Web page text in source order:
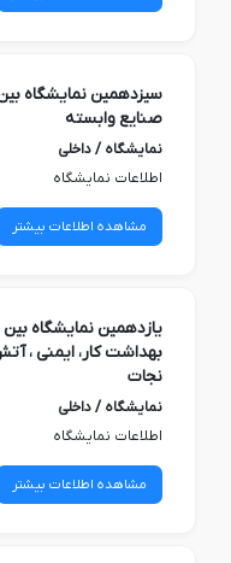
سیزدهمین نمایشگاه
صنایع وابسته
نمایشگاه / داخلی
اطلاعات نمایشگاه
مشاهده اطلاعات بیشتر
یازدهمین نمایشگاه
بهداشت کار، ایمنی ،
نجات
نمایشگاه / داخلی
اطلاعات نمایشگاه
مشاهده اطلاعات بیشتر